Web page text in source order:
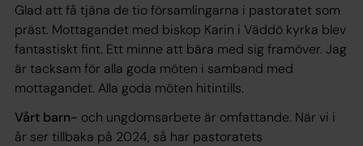
Glad att få tjäna de tio församlingarna i pastoratet som
präst. Mottagandet med biskop Karin i Väddö kyrka blev
fantastiskt fint. Ett minne att bära med sig framöver. Jag
är tacksam för alla goda möten i samband med
mottagandet. Alla goda möten hitintills.
Vårt barn- och ungdomsarbete är omfattande. När vi i
år ser tillbaka på 2024, så har pastoratets